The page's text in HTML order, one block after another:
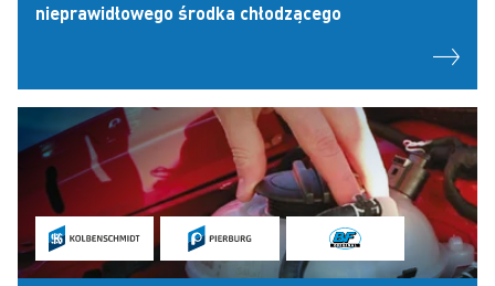
nieprawidłowego środka chłodzącego